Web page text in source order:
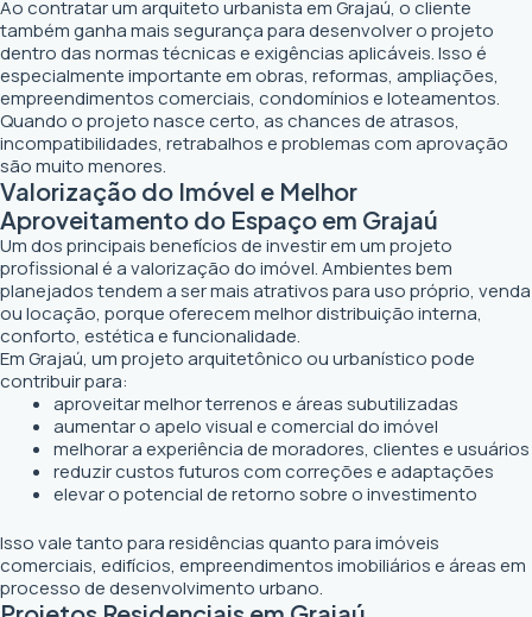
Ao contratar um arquiteto urbanista em Grajaú, o cliente
também ganha mais segurança para desenvolver o projeto
dentro das normas técnicas e exigências aplicáveis. Isso é
especialmente importante em obras, reformas, ampliações,
empreendimentos comerciais, condomínios e loteamentos.
Quando o projeto nasce certo, as chances de atrasos,
incompatibilidades, retrabalhos e problemas com aprovação
são muito menores.
Valorização do Imóvel e Melhor
Aproveitamento do Espaço em Grajaú
Um dos principais benefícios de investir em um projeto
profissional é a valorização do imóvel. Ambientes bem
planejados tendem a ser mais atrativos para uso próprio, venda
ou locação, porque oferecem melhor distribuição interna,
conforto, estética e funcionalidade.
Em Grajaú, um projeto arquitetônico ou urbanístico pode
contribuir para:
aproveitar melhor terrenos e áreas subutilizadas
aumentar o apelo visual e comercial do imóvel
melhorar a experiência de moradores, clientes e usuários
reduzir custos futuros com correções e adaptações
elevar o potencial de retorno sobre o investimento
Isso vale tanto para residências quanto para imóveis
comerciais, edifícios, empreendimentos imobiliários e áreas em
processo de desenvolvimento urbano.